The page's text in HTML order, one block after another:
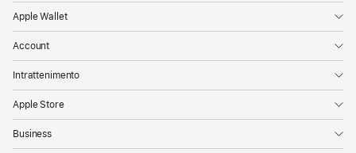
Apple Wallet
Account
Intrattenimento
Apple Store
Business